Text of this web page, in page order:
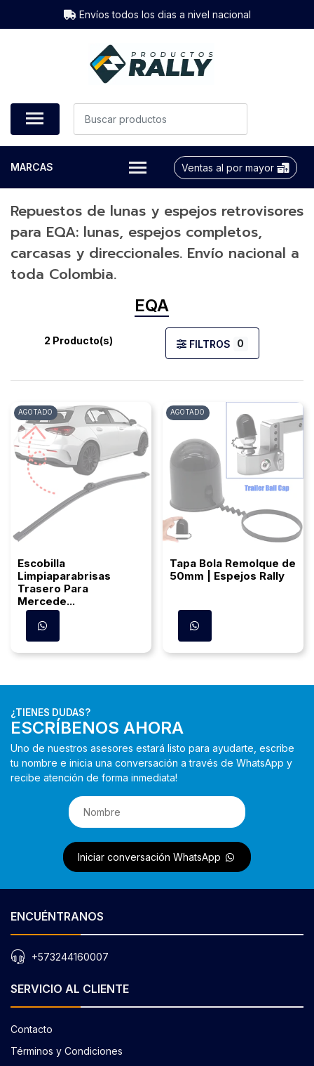
Envíos todos los dias a nivel nacional
MARCAS Ventas al por mayor
Repuestos de lunas y espejos retrovisores
para EQA: lunas, espejos completos,
carcasas y direccionales. Envío nacional a
toda Colombia.
EQA
2 Producto(s) FILTROS 0
AGOTADO
Escobilla
Limpiaparabrisas
Trasero Para
Mercede...
AGOTADO
Tapa Bola Remolque de
50mm | Espejos Rally
¿TIENES DUDAS?
ESCRÍBENOS AHORA
Uno de nuestros asesores estará listo para ayudarte, escribe
tu nombre e inicia una conversación a través de WhatsApp y
recibe atención de forma inmediata!
Iniciar conversación WhatsApp
ENCUÉNTRANOS
+573244160007
SERVICIO AL CLIENTE
Contacto
Términos y Condiciones